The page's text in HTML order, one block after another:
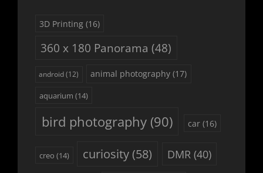
3D Printing (16)
360 x 180 Panorama (48)
android(12) animal photography (17)
aquarium (14)
bird photography(90) car(16)
creo (14) curiosity(58) DMR (40)